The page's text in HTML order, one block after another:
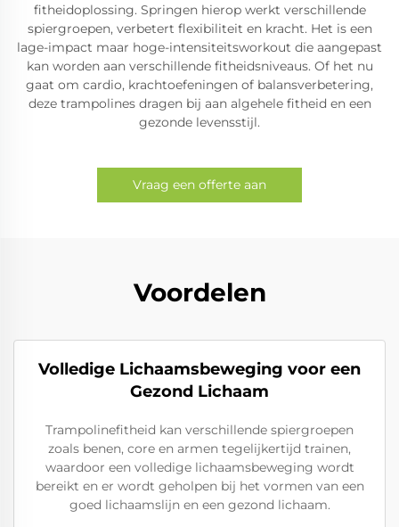
fitheidoplossing. Springen hierop werkt verschillende
spiergroepen, verbetert flexibiliteit en kracht. Het is een
lage-impact maar hoge-intensiteitsworkout die aangepast
kan worden aan verschillende fitheidsniveaus. Of het nu
gaat om cardio, krachtoefeningen of balansverbetering,
deze trampolines dragen bij aan algehele fitheid en een
gezonde levensstijl.
Vraag een offerte aan
Voordelen
Volledige Lichaamsbeweging voor een
Gezond Lichaam
Trampolinefitheid kan verschillende spiergroepen
zoals benen, core en armen tegelijkertijd trainen,
waardoor een volledige lichaamsbeweging wordt
bereikt en er wordt geholpen bij het vormen van een
goed lichaamslijn en een gezond lichaam.